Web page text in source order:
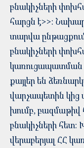
բնակիչների
հարցն է>>:
տարվա
բնակիչների
կառուցապատման
քայլեր են
վարչապետին կից
խումբ, բազմաթիվ
բնակիչների
վերաբերյալ ՀՀ